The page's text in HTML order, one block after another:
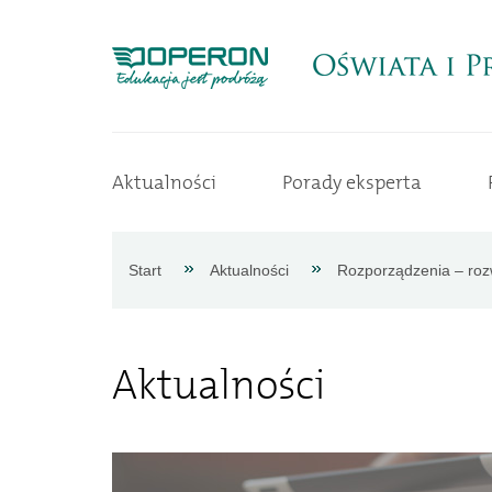
Aktualności
Procedury
Aktualności Porady eksperta
Start Aktualności Rozporządzenia –
Aktualności